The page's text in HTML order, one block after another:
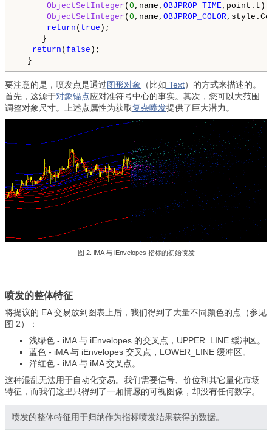
ObjectSetInteger ( 0 ,name, OBJPROP_TIME,point.t);
ObjectSetInteger ( 0 ,name, OBJPROP_COLOR
return ( true );
}
return ( false );
}
要注意的是，喷发点是通过图形对象 （比如 Text）的方式来描述的。
首先，这源于对象锚点应对准符号中心的事实。其次，您可以大范围
调整对象尺寸。上述点属性为获取复杂喷发提供了巨大潜力。
图 2. iMA 与 iEnvelopes 指标的初始喷发
喷发的整体特征
将提议的 EA 交易放到图表上后，我们得到了大量不同颜色的点（参见
图 2）：
浅绿色 - iMA 与 iEnvelopes 的交叉点， UPPER_LINE 缓冲区。
蓝色 - iMA 与 iEnvelopes 交叉点，LOWER_LINE 缓冲区。
洋红色 - iMA 与 iMA 交叉点。
这种混乱无法用于自动化交易。我们需要信号、价位和其它量化市场
特征，而我们这里只得到了一厢情愿的可视图像，却没有任何数字。
喷发的整体特征用于归纳作为指标喷发结果获得的数据。